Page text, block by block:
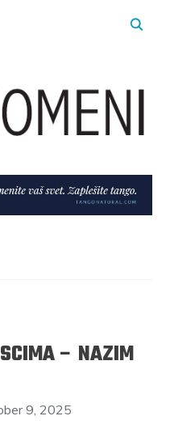
– NAZIM
9, 2025